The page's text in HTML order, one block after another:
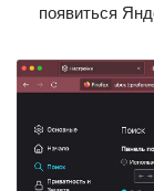
появиться